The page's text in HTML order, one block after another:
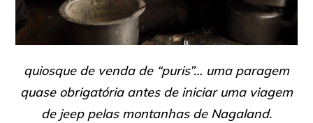
quiosque de venda de “puris”… uma paragem
quase obrigatória antes de iniciar uma viagem
de jeep pelas montanhas de Nagaland.